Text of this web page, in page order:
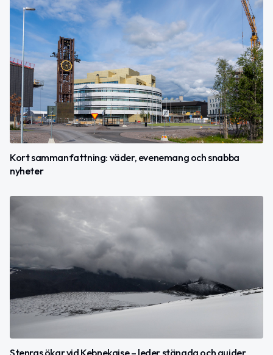
Kort sammanfattning: väder, evenemang och snabba
nyheter